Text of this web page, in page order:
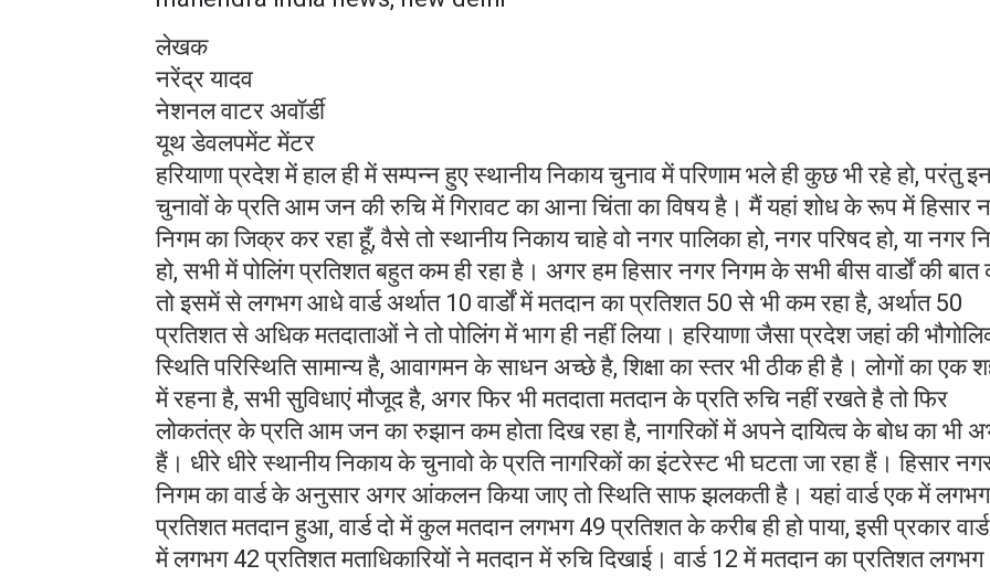
लेखक
नरेंद्र यादव
नेशनल वाटर अवॉर्डी
यूथ डेवलपमेंट मेंटर
हरियाणा प्रदेश में हाल ही में सम्पन्न हुए स्थानीय निकाय चुनाव में परिणाम भले ही कुछ भी रहे हो, परंतु
चुनावों के प्रति आम जन की रुचि में गिरावट का आना चिंता का विषय है। मैं यहां शोध के रूप में हिसार
निगम का जिक्र कर रहा हूँ, वैसे तो स्थानीय निकाय चाहे वो नगर पालिका हो, नगर परिषद हो, या नगर
हो, सभी में पोलिंग प्रतिशत बहुत कम ही रहा है। अगर हम हिसार नगर निगम के सभी बीस वार्डों की
तो इसमें से लगभग आधे वार्ड अर्थात 10 वार्डों में मतदान का प्रतिशत 50 से भी कम रहा है, अर्थात 50
प्रतिशत से अधिक मतदाताओं ने तो पोलिंग में भाग ही नहीं लिया। हरियाणा जैसा प्रदेश जहां की
स्थिति परिस्थिति सामान्य है, आवागमन के साधन अच्छे है, शिक्षा का स्तर भी ठीक ही है। लोगों का एक
में रहना है, सभी सुविधाएं मौजूद है, अगर फिर भी मतदाता मतदान के प्रति रुचि नहीं रखते है तो फिर
लोकतंत्र के प्रति आम जन का रुझान कम होता दिख रहा है, नागरिकों में अपने दायित्व के बोध का भी
हैं। धीरे धीरे स्थानीय निकाय के चुनावो के प्रति नागरिकों का इंटरेस्ट भी घटता जा रहा हैं। हिसार
निगम का वार्ड के अनुसार अगर आंकलन किया जाए तो स्थिति साफ झलकती है। यहां वार्ड एक में
प्रतिशत मतदान हुआ, वार्ड दो में कुल मतदान लगभग 49 प्रतिशत के करीब ही हो पाया, इसी प्रकार
में लगभग 42 प्रतिशत मताधिकारियों ने मतदान में रुचि दिखाई। वार्ड 12 में मतदान का प्रतिशत